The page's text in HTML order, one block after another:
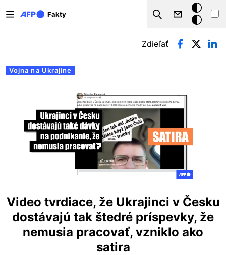
Fakty
Search
Tmavý
režim
Primárne karty
Vojna na Ukrajine
Zdieľať
Video tvrdiace, že Ukrajinci v Česku
dostávajú tak štedré príspevky, že
nemusia pracovať, vzniklo ako
satira